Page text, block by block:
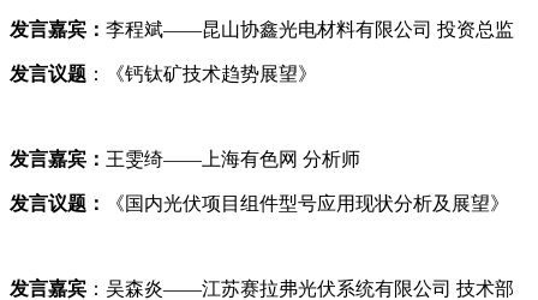
发言嘉宾： 李程斌——昆山协鑫光电材料有限公司 投资总监
发言议题 ：《钙钛矿技术趋势展望》
发言嘉宾： 王雯绮——上海有色网 分析师
发言议题： 《国内光伏项目组件型号应用现状分析及展望》
发言嘉宾 ：吴森炎——江苏赛拉弗光伏系统有限公司 技术部